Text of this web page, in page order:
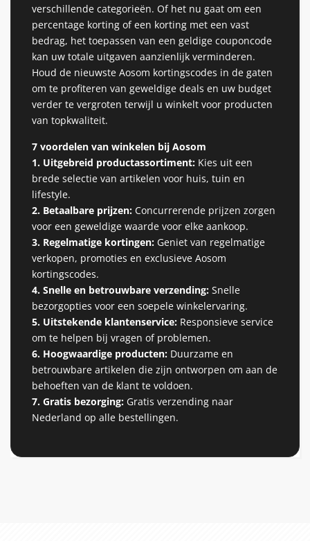
verschillende categorieën. Of het nu gaat om een ​​
percentage korting of een korting met een vast
bedrag, het toepassen van een geldige couponcode
kan uw totale uitgaven aanzienlijk verminderen.
Houd de nieuwste Aosom kortingscodes in de gaten
om te profiteren van geweldige deals en uw budget
verder te vergroten terwijl u winkelt voor producten
van topkwaliteit.
7 voordelen van winkelen bij Aosom
1. Uitgebreid productassortiment: Kies uit een
brede selectie van artikelen voor huis, tuin en
lifestyle.
2. Betaalbare prijzen: Concurrerende prijzen zorgen
voor een geweldige waarde voor elke aankoop.
3. Regelmatige kortingen: Geniet van regelmatige
verkopen, promoties en exclusieve Aosom
kortingscodes.
4. Snelle en betrouwbare verzending: Snelle
bezorgopties voor een soepele winkelervaring.
5. Uitstekende klantenservice: Responsieve service
om te helpen bij vragen of problemen.
6. Hoogwaardige producten: Duurzame en
betrouwbare artikelen die zijn ontworpen om aan de
behoeften van de klant te voldoen.
7. Gratis bezorging: Gratis verzending naar
Nederland op alle bestellingen.